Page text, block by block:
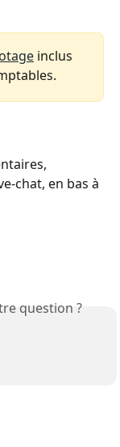
inclus
chat, en bas à
question ?